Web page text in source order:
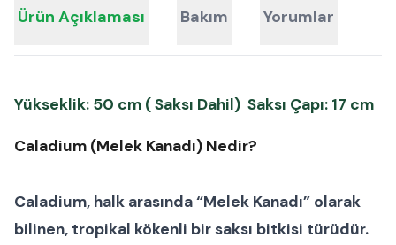
Ürün Açıklaması Bakım Yorumlar
Yükseklik: 50 cm ( Saksı Dahil) Saksı Çapı: 17 cm
Caladium (Melek Kanadı) Nedir?
Caladium, halk arasında “Melek Kanadı” olarak
bilinen, tropikal kökenli birsaksı bitkisi türüdür.